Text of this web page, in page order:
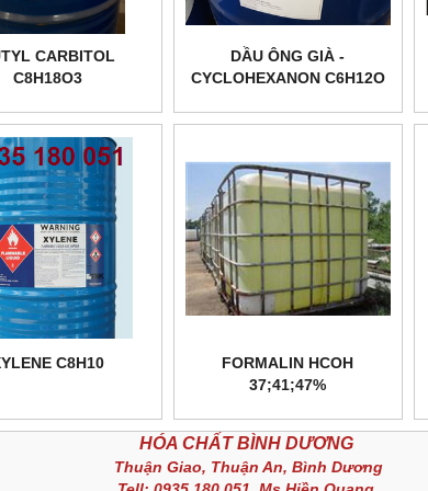
CARBITOL
C8H18O3
DẦU ÔNG GIÀ -
CYCLOHEXANON C6H12O
C8H10
FORMALIN HCOH
37;41;47%
HÓA CHẤT BÌNH DƯƠNG
Thuận Giao, Thuận An, Bình Dương